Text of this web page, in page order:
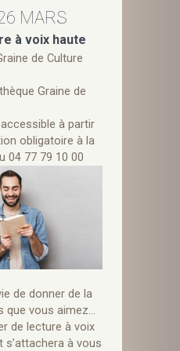
MARS
à voix haute
de Culture
Graine de
à partir
obligatoire à la
04 77 79 10 00
de donner de la
que vous aimez…
de lecture à voix
s’attachera à vous